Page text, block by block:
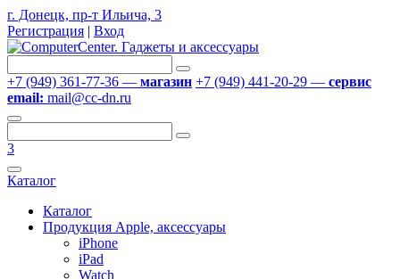
г. Донецк, пр-т Ильича, 3
Регистрация | Вход
+7 (949) 361-77-36 — магазин +7 (949) 441-20-29 — сервис
email: mail@cc-dn.ru
3
Каталог
Каталог
Продукция Apple, аксессуары
iPhone
iPad
Watch